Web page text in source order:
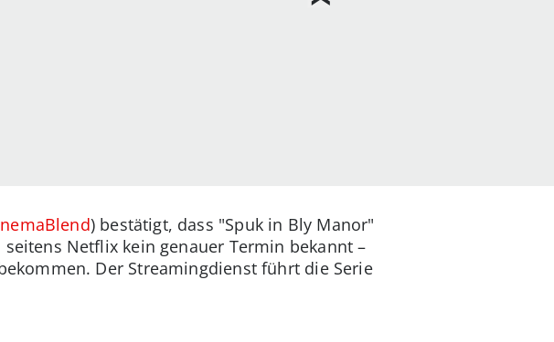
) bestätigt, dass "Spuk in Bly Manor"
Netflix kein genauer Termin bekannt –
Der Streamingdienst führt die Serie